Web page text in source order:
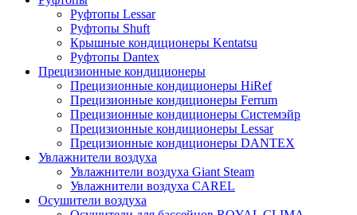
Руфтопы Lessar
Руфтопы Shuft
Крышные кондиционеры Kentatsu
Руфтопы Dantex
Прецизионные кондиционеры
Прецизионные кондиционеры HiRef
Прецизионные кондиционеры Ferrum
Прецизионные кондиционеры Системэйр
Прецизионные кондиционеры Lessar
Прецизионные кондиционеры DANTEX
Увлажнители воздуха
Увлажнители воздуха Giant Steam
Увлажнители воздуха CAREL
Осушители воздуха